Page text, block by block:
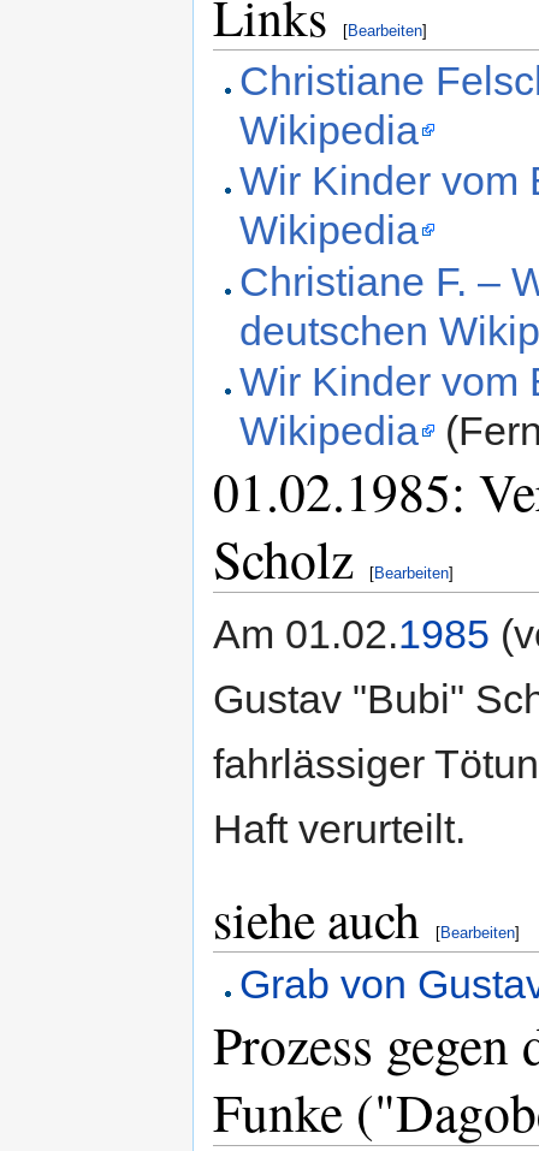
Links [Bearbeiten]
Christiane
Wikipedia
Wir Kinder vom
Wikipedia
Christiane F. –
deutschen
Wir Kinder vom
Wikipedia
01.02.1985:
Scholz
[Bearbeiten]
Am 01.02.1985
Gustav "Bubi"
fahrlässiger
Haft verurteilt.
siehe auch [Bearbeiten]
Grab von
Prozess
Funke